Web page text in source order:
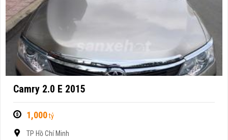
Camry 2.0 E 2015
1,000tỷ
TP Hồ Chí Minh